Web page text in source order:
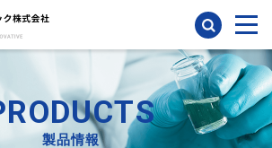
検索
製品情報